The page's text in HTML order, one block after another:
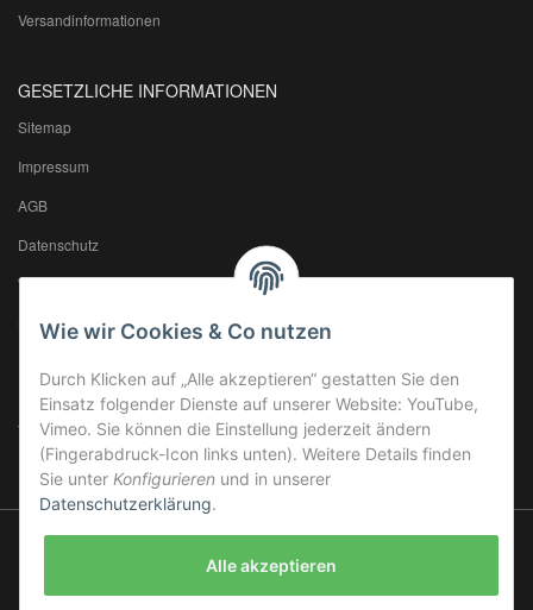
Versandinformationen
GESETZLICHE INFORMATIONEN
Sitemap
Impressum
AGB
Datenschutz
Widerrufsrecht
Batteriegesetzhinweise
BARF INFO'S
Terminplan BARF-Bestellungen
Wie wir Cookies & Co nutzen
Durch Klicken auf „Alle akzeptieren“ gestatten Sie den
Einsatz folgender Dienste auf unserer Website: YouTube,
Vimeo. Sie können die Einstellung jederzeit ändern
(Fingerabdruck-Icon links unten). Weitere Details finden
Sie unter Konfigurieren und in unserer
Datenschutzerklärung.
Alle akzeptieren